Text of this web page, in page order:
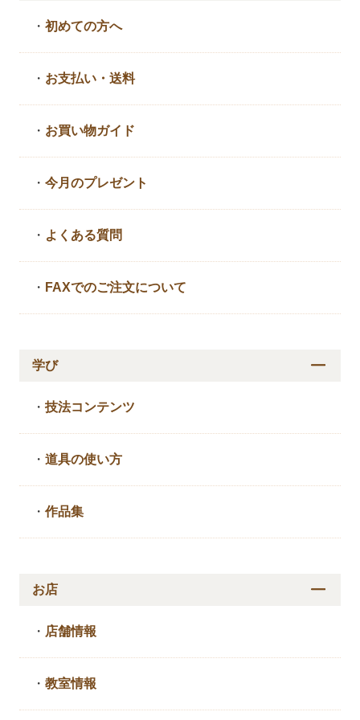
・初めての方へ
・ お支払い・送料
・ お買い物ガイド
・今月のプレゼント
・ よくある質問
・ FAXでのご注文について
学び
・技法コンテンツ
・道具の使い方
・作品集
お店
・ 店舗情報
・教室情報